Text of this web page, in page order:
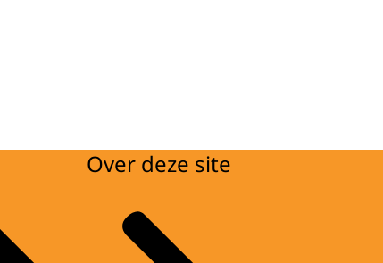
Over deze site